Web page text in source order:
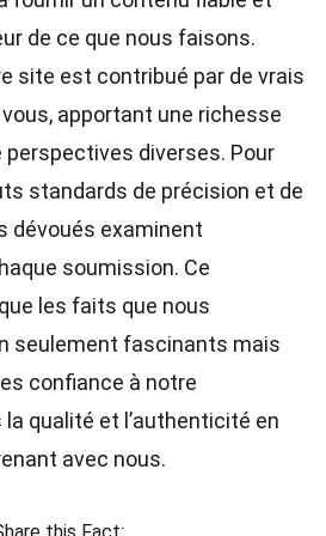
de ce que nous faisons.
site est contribué par de vrais
apportant une richesse
perspectives diverses. Pour
standards de précision et de
dévoués examinent
soumission. Ce
les faits que nous
seulement fascinants mais
confiance à notre
qualité et l’authenticité en
avec nous.